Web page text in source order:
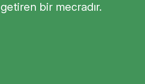
getiren bir mecradır.